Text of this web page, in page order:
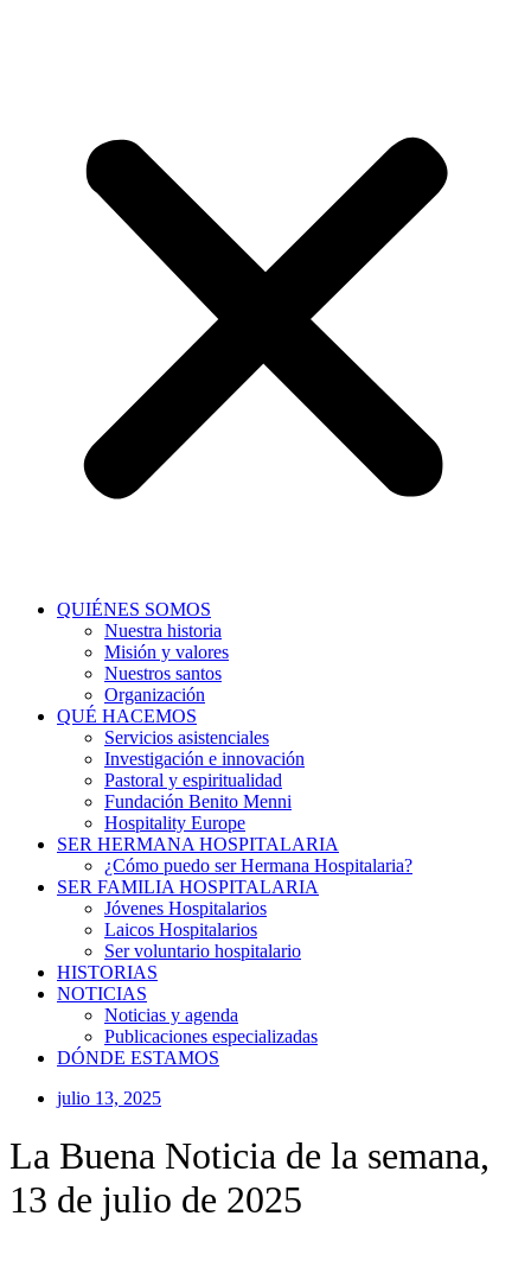
QUIÉNES SOMOS
Nuestra historia
Misión y valores
Nuestros santos
Organización
QUÉ HACEMOS
Servicios asistenciales
Investigación e innovación
Pastoral y espiritualidad
Fundación Benito Menni
Hospitality Europe
SER HERMANA HOSPITALARIA
¿Cómo puedo ser Hermana Hospitalaria?
SER FAMILIA HOSPITALARIA
Jóvenes Hospitalarios
Laicos Hospitalarios
Ser voluntario hospitalario
HISTORIAS
NOTICIAS
Noticias y agenda
Publicaciones especializadas
DÓNDE ESTAMOS
julio 13, 2025
La Buena Noticia de la semana,
13 de julio de 2025